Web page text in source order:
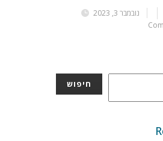
נובמבר 3, 2023
חיפוש